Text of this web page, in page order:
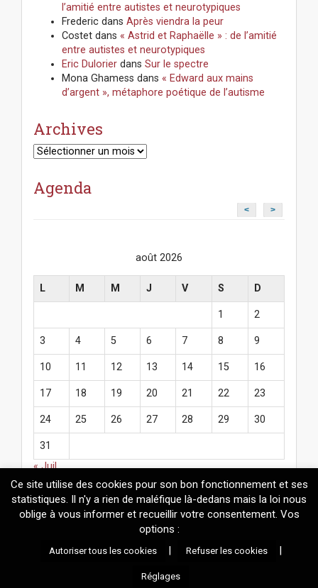
l’amitié entre autistes et neurotypiques
Frederic dans Après viendra la peur
Costet dans « Astrid et Raphaëlle » : de l’amitié
entre autistes et neurotypiques
Eric Dulorier dans Sur le spectre
Mona Ghamess dans « Edward aux mains
d’argent », métaphore poétique de l’autisme
Archives
Archives
Agenda
< >
août 2026
L M M J V S D
1 2
3 4 5 6 7 8 9
10 11 12 13 14 15 16
17 18 19 20 21 22 23
24 25 26 27 28 29 30
31
« Juil
. Contenus protégés par le droit d'auteur.
Réalisation technique : Mickaël Adamadorassy |
Propulsé par
et un thème maison basé sur
Ce site utilise des cookies pour son bon fonctionnement et ses
statistiques. Il n'y a rien de maléfique là-dedans mais la loi nous
oblige à vous informer et recueillir votre consentement. Vos
options :
Autoriser tous les cookies | Refuser les cookies |
Réglages